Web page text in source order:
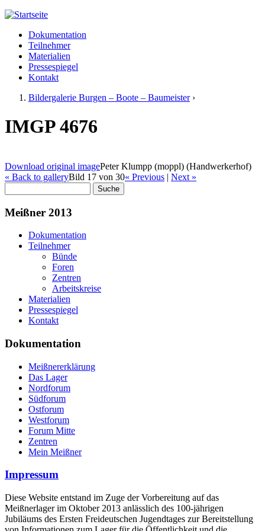
Jump to navigation
Meißner 2013
Hauptmenü
Dokumentation
Teilnehmer
Materialien
Pressespiegel
Kontakt
Bildergalerie Burgen – Boote – Baumeister›
IMGP 4676
Download original imagePeter Klumpp (moppl) (Handwerkerhof)
« Back to galleryBild 17 von 30« Previous | Next »
Meißner 2013
Dokumentation
Teilnehmer
Bünde
Foren
Zentren
Arbeitskreise
Materialien
Pressespiegel
Kontakt
Dokumentation
Meißnererklärung
Das Lager
Nordforum
Südforum
Ostforum
Westforum
Forum Mitte
Zentren
Mein Meißner
Impressum
Diese Website entstand im Zuge der Vorbereitung auf das
Meißnerlager im Oktober 2013 anlässlich des 100-jährigen
Jubiläums des Ersten Freideutschen Jugendtages zur Bereitstellung